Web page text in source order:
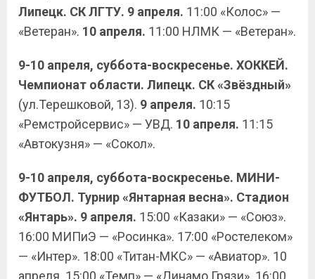
Липецк. СК ЛГТУ. 9 апреля. 11:00 «Колос» —
«Ветеран». 10 апреля. 11:00 НЛМК — «Ветеран».
9-10 апреля, суббота-воскресенье. ХОККЕЙ.
Чемпионат области. Липецк. СК «Звёздный»
(ул.Терешковой, 13). 9 апреля. 10:15
«Ремстройсервис» — УВД. 10 апреля. 11:15
«Автокузня» — «Сокол».
9-10 апреля, суббота-воскресенье. МИНИ-
ФУТБОЛ. Турнир «Янтарная весна». Стадион
«Янтарь». 9 апреля. 15:00 «Казаки» — «Союз».
16:00 МИПиЭ — «Росинка». 17:00 «Ростелеком»
— «Интер». 18:00 «Титан-МКС» — «Авиатор». 10
апреля. 15:00 «Темп» — «Динамо Грязи». 16:00